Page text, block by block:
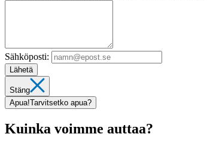
Sähköposti:
Lähetä
Stäng
Apua!Tarvitsetko apua?
Kuinka voimme auttaa?